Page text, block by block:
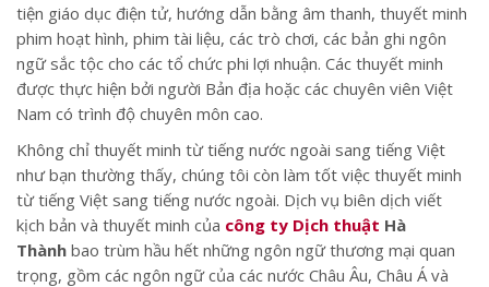
tiện giáo dục điện tử, hướng dẫn bằng âm thanh, thuyết minh
phim hoạt hình, phim tài liệu, các trò chơi, các bản ghi ngôn
ngữ sắc tộc cho các tổ chức phi lợi nhuận. Các thuyết minh
được thực hiện bởi người Bản địa hoặc các chuyên viên Việt
Nam có trình độ chuyên môn cao.
Không chỉ thuyết minh từ tiếng nước ngoài sang tiếng Việt
như bạn thường thấy, chúng tôi còn làm tốt việc thuyết minh
từ tiếng Việt sang tiếng nước ngoài. Dịch vụ biên dịch viết
kịch bản và thuyết minh của công ty Dịch thuật Hà
Thành bao trùm hầu hết những ngôn ngữ thương mại quan
trọng, gồm các ngôn ngữ của các nước Châu Âu, Châu Á và